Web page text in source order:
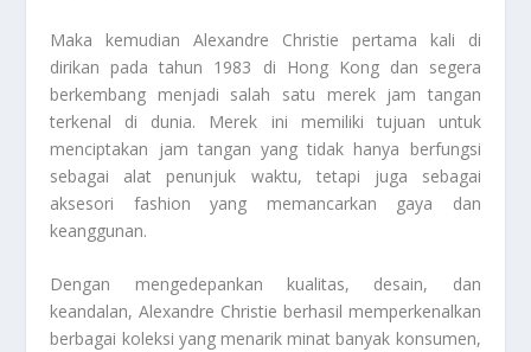
Maka kemudian Alexandre Christie pertama kali di
dirikan pada tahun 1983 di Hong Kong dan segera
berkembang menjadi salah satu merek jam tangan
terkenal di dunia. Merek ini memiliki tujuan untuk
menciptakan jam tangan yang tidak hanya berfungsi
sebagai alat penunjuk waktu, tetapi juga sebagai
aksesori fashion yang memancarkan gaya dan
keanggunan.
Dengan mengedepankan kualitas, desain, dan
keandalan, Alexandre Christie berhasil memperkenalkan
berbagai koleksi yang menarik minat banyak konsumen,